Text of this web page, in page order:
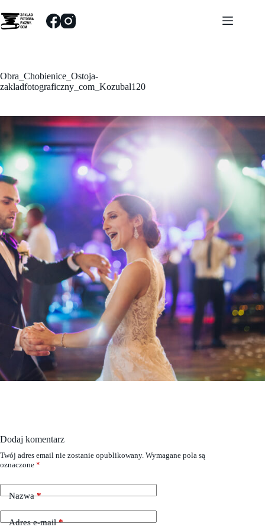
do
treści
Obra_Chobienice_Ostoja-
zakladfotograficzny_com_Kozubal120
Dodaj komentarz
Twój adres email nie zostanie opublikowany. Wymagane pola są
oznaczone *
Nazwa*
Adres e-mail*